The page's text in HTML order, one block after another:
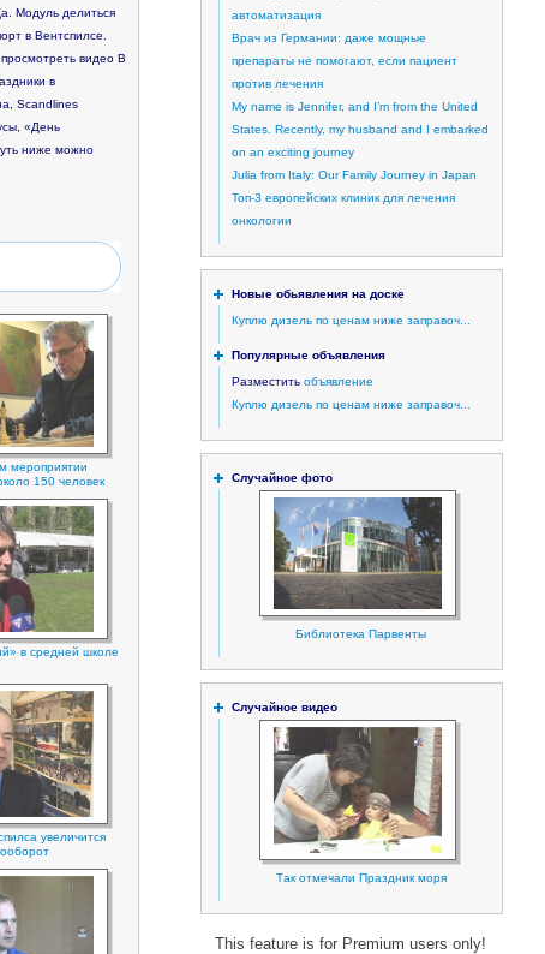
Модуль делиться
в Вентспилсе.
видео В
в
Scandlines
«День
ниже можно
мероприятии
150 человек
в средней школе
увеличится
автоматизация
Врач из Германии: даже мощные
препараты не помогают, если пациент
против лечения
My name is Jennifer, and I’m from the United
States. Recently, my husband and I embarked
on an exciting journey
Julia from Italy: Our Family Journey in Japan
Топ-3 европейских клиник для лечения
онкологии
Новые обьявления на доске
Куплю дизель по ценам ниже заправоч...
Популярные объявления
Разместить объявление
Куплю дизель по ценам ниже заправоч...
Случайное фото
Библиотека Парвенты
Случайное видео
Так отмечали Праздник моря
This feature is for Premium users only!